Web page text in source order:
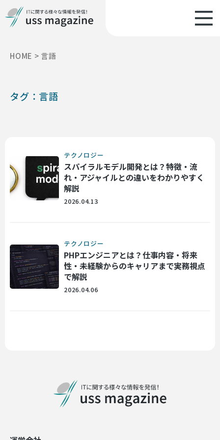
HOME > 言語
タグ：言語
テクノロジー
スパイラルモデル開発とは？特徴・流
れ・アジャイルとの違いをわかりやすく
解説
2026.04.13
テクノロジー
PHPエンジニアとは？仕事内容・将来
性・未経験からのキャリアまで実務視点
で解説
2026.04.06